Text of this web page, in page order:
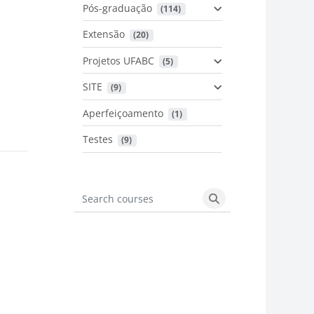
Pós-graduação (114)
Extensão (20)
Projetos UFABC (5)
SITE (9)
Aperfeiçoamento (1)
Testes (9)
Search courses
Search courses